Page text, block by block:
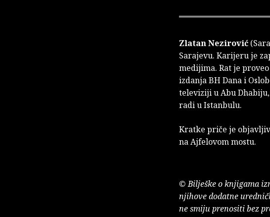
Zlatan Nezirović
Sarajevu. Karijeru je
medijima. Rat je
izdanja BH Dana i
televiziji u Abu
radi u Istanbulu.
Kratke priče je
na Ajfelovom mostu.
© Bilješke o knjigama
njihove dodatne
ne smiju prenositi bez